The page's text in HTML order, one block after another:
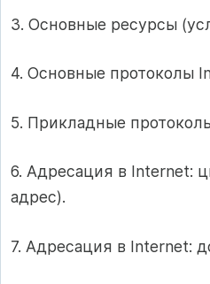
3. Основные ресурсы
4. Основные протоколы
5. Прикладные
6. Адресация в Internet:
адрес).
7. Адресация в Internet: